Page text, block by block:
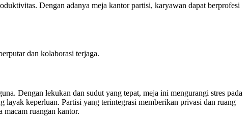
Dengan adanya meja kantor partisi, karyawan dapat berprofesi
dan kolaborasi terjaga.
Dengan lekukan dan sudut yang tepat, meja ini mengurangi stres pada
keperluan. Partisi yang terintegrasi memberikan privasi dan ruang
ruangan kantor.